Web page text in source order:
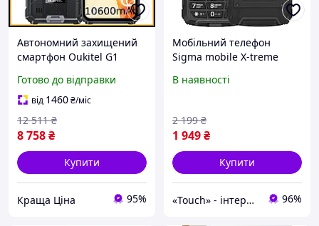
Автономний захищений
смартфон Oukitel G1
mAh IP68/IP69K
Готово до відправки
від 1460₴/міс
8 758₴
12 511 ₴
Купити
Краща Ціна 95%
Мобільний телефон
Sigma mobile X-treme
[154206]
В наявності
1 949₴
2 199 ₴
Купити
«Touch» - інтернет-магазин електроніки та гаджетів 96%